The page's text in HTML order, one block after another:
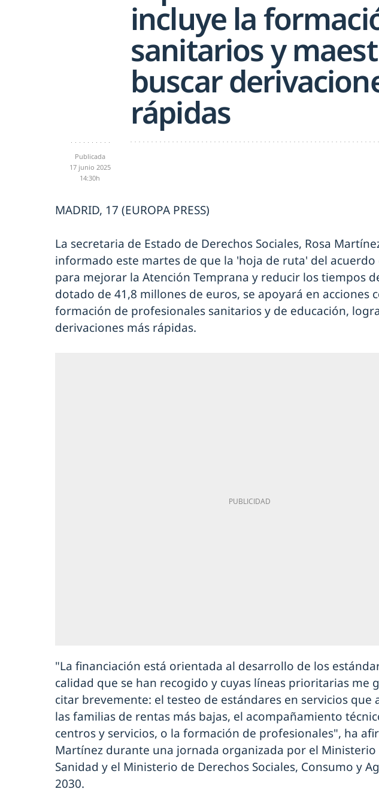
incluye la
sanitarios y
buscar
rápidas
Publicada
17 junio 2025
14:30h
MADRID, 17 (EUROPA PRESS)
La secretaria de Estado de Derechos Sociales, Rosa
informado este martes de que la 'hoja de ruta' del acuerdo
para mejorar la Atención Temprana y reducir los tiempos
dotado de 41,8 millones de euros, se apoyará en acciones
formación de profesionales sanitarios y de educación,
derivaciones más rápidas.
"La financiación está orientada al desarrollo de los
calidad que se han recogido y cuyas líneas prioritarias me
citar brevemente: el testeo de estándares en servicios que
las familias de rentas más bajas, el acompañamiento
centros y servicios, o la formación de profesionales", ha
Martínez durante una jornada organizada por el Ministerio
Sanidad y el Ministerio de Derechos Sociales, Consumo y
2030.